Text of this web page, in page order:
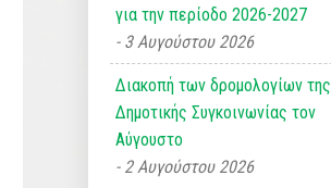
για την περίοδο 2026-2027
3 Αυγούστου 2026
Διακοπή των δρομολογίων της
Δημοτικής Συγκοινωνίας τον
Αύγουστο
2 Αυγούστου 2026